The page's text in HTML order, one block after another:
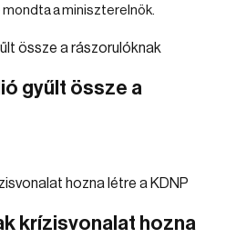
a miniszterelnök.
gyűlt össze a
krízisvonalat hozna